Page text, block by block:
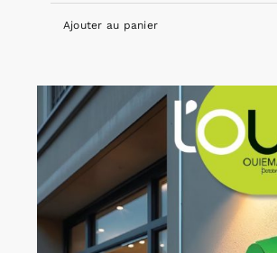
Ajouter au panier